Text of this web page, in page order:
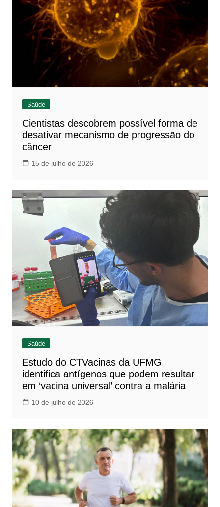
Saúde
Cientistas descobrem possível forma de
desativar mecanismo de progressão do
câncer
15 de julho de 2026
Saúde
Estudo do CTVacinas da UFMG
identifica antígenos que podem resultar
em ‘vacina universal’ contra a malária
10 de julho de 2026